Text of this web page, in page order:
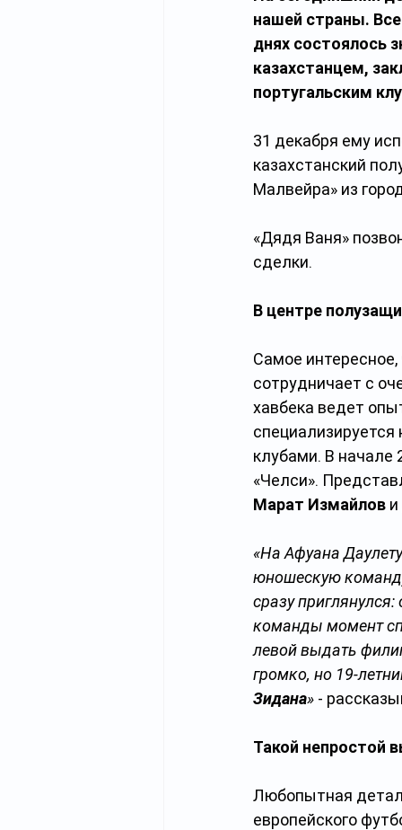
нашей страны.
днях состоялось
казахстанцем,
португальским
31 декабря ему
казахстанский
Малвейра» из
«Дядя Ваня»
сделки.
В центре
Самое
сотрудничает с
хавбека ведет
клубами. В начале
«Челси».
Марат Измайлов и
«На Афуана
юношескую
сразу
команды момент
левой выдать
громко, но 19-
Зидана» -
Такой непростой
Любопытная
европейского